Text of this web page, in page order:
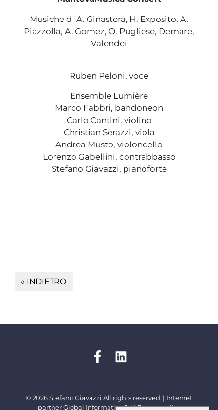
Musiche di A. Ginastera, H. Exposito, A.
Piazzolla, A. Gomez, O. Pugliese, Demare,
Valendei
Ruben Peloni, voce
Ensemble Lumière
Marco Fabbri, bandoneon
Carlo Cantini, violino
Christian Serazzi, viola
Andrea Musto, violoncello
Lorenzo Gabellini, contrabbasso
Stefano Giavazzi, pianoforte
« INDIETRO
© 2026 Stefano Giavazzi All rights reserved. | Internet
partnerGlobal Informatica Srl|Privacy policy